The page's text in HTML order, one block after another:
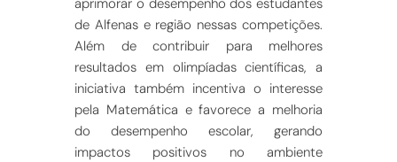
de Alfenas e região nessas competições.
Além de contribuir para melhores
resultados em olimpíadas científicas, a
iniciativa também incentiva o interesse
pela Matemática e favorece a melhoria
do desempenho escolar, gerando
impactos positivos no ambiente